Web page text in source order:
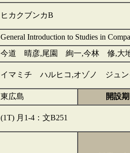
ヒカクブンカB
General Introduction to Studies in
今道 晴彦,尾園 絢一,今林 修,大
イマミチ ハルヒコ,オゾノ ジュ
東広島
開設期
(1T) 月1-4：文B251